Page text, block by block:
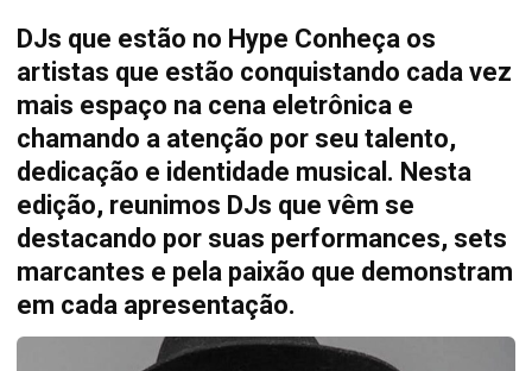
DJs que estão no Hype Conheça os
artistas que estão conquistando cada vez
mais espaço na cena eletrônica e
chamando a atenção por seu talento,
dedicação e identidade musical. Nesta
edição, reunimos DJs que vêm se
destacando por suas performances, sets
marcantes e pela paixão que demonstram
em cada apresentação.